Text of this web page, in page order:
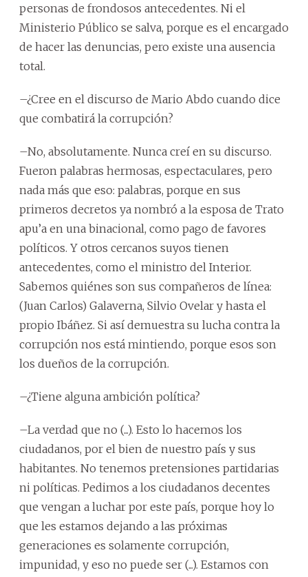
personas de frondosos antecedentes. Ni el
Ministerio Público se salva, porque es el encargado
de hacer las denuncias, pero existe una ausencia
total.
–¿Cree en el discurso de Mario Abdo cuando dice
que combatirá la corrupción?
–No, absolutamente. Nunca creí en su discurso.
Fueron palabras hermosas, espectaculares, pero
nada más que eso: palabras, porque en sus
primeros decretos ya nombró a la esposa de Trato
apu’a en una binacional, como pago de favores
políticos. Y otros cercanos suyos tienen
antecedentes, como el ministro del Interior.
Sabemos quiénes son sus compañeros de línea:
(Juan Carlos) Galaverna, Silvio Ovelar y hasta el
propio Ibáñez. Si así demuestra su lucha contra la
corrupción nos está mintiendo, porque esos son
los dueños de la corrupción.
–¿Tiene alguna ambición política?
–La verdad que no (...). Esto lo hacemos los
ciudadanos, por el bien de nuestro país y sus
habitantes. No tenemos pretensiones partidarias
ni políticas. Pedimos a los ciudadanos decentes
que vengan a luchar por este país, porque hoy lo
que les estamos dejando a las próximas
generaciones es solamente corrupción,
impunidad, y eso no puede ser (...). Estamos con